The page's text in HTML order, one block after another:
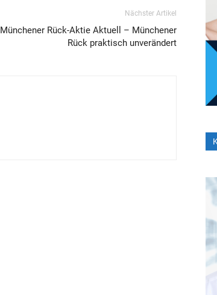
Nächster Artikel
Münchener Rück-Aktie Aktuell – Münchener
Rück praktisch unverändert